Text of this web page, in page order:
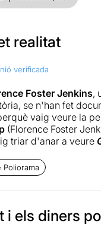
realitat
verificada
Foster Jenkins,
se n'han fet
vaig veure la
(Florence Foster
triar d'anar a veure
Paco Mir
comèdia.
tres són genials,
que canta
de la
Poliorama
i els diners